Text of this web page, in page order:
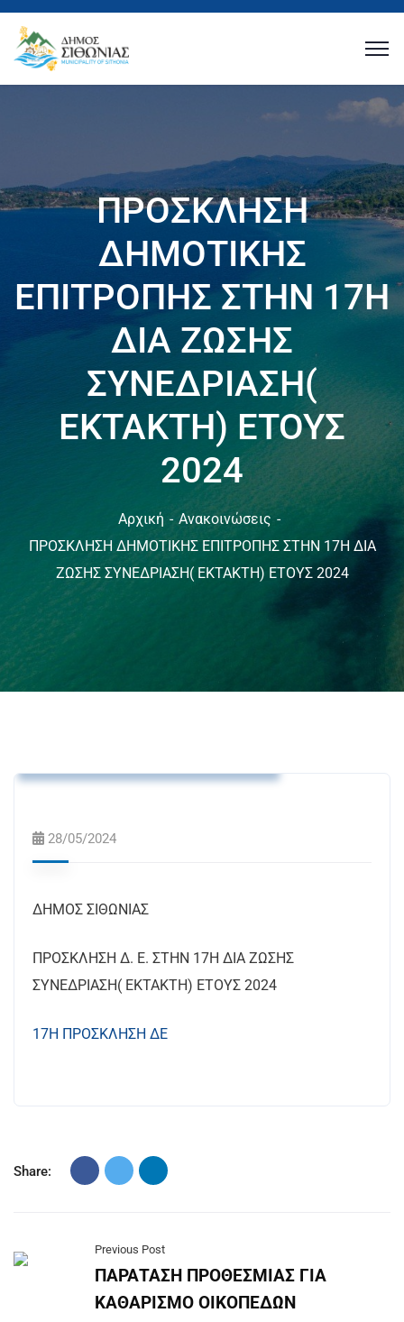
ΠΡΟΣΚΛΗΣΗ
ΔΗΜΟΤΙΚΗΣ
ΕΠΙΤΡΟΠΗΣ ΣΤΗΝ 17Η
ΔΙΑ ΖΩΣΗΣ
ΣΥΝΕΔΡΙΑΣΗ(
ΕΚΤΑΚΤΗ) ΕΤΟΥΣ
2024
Αρχική
Ανακοινώσεις
ΠΡΟΣΚΛΗΣΗ ΔΗΜΟΤΙΚΗΣ ΕΠΙΤΡΟΠΗΣ ΣΤΗΝ 17Η ΔΙΑ
ΖΩΣΗΣ ΣΥΝΕΔΡΙΑΣΗ( ΕΚΤΑΚΤΗ) ΕΤΟΥΣ 2024
28/05/2024
ΔΗΜΟΣ ΣΙΘΩΝΙΑΣ
ΠΡΟΣΚΛΗΣΗ Δ. Ε. ΣΤΗΝ 17Η ΔΙΑ ΖΩΣΗΣ
ΣΥΝΕΔΡΙΑΣΗ( ΕΚΤΑΚΤΗ) ΕΤΟΥΣ 2024
17Η ΠΡΟΣΚΛΗΣΗ ΔΕ
Share:
Previous Post
ΠΑΡΑΤΑΣΗ ΠΡΟΘΕΣΜΙΑΣ ΓΙΑ
ΚΑΘΑΡΙΣΜΟ ΟΙΚΟΠΕΔΩΝ